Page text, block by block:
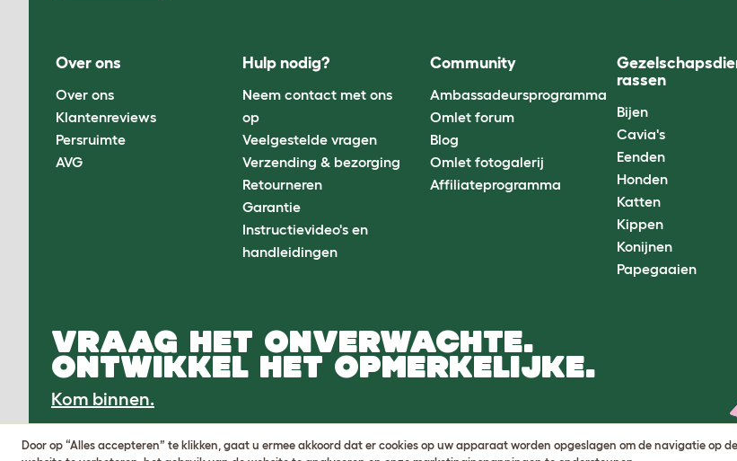
Over ons
Over ons
Klantenreviews
Persruimte
AVG
Hulp nodig?
Neem contact met ons
op
Veelgestelde vragen
Verzending & bezorging
Retourneren
Garantie
Instructievideo's en
handleidingen
Community
Ambassadeursprogramma
Omlet forum
Blog
Omlet fotogalerij
Affiliateprogramma
rassen
Bijen
Cavia's
Eenden
Honden
Katten
Kippen
Konijnen
Papegaaien
VRAAG HET ONVERWACHTE.
ONTWIKKEL HET OPMERKELIJKE.
Kom binnen.
Door op “Alles accepteren” te klikken, gaat u ermee akkoord dat er cookies op uw apparaat worden opgeslagen om de navigatie op de